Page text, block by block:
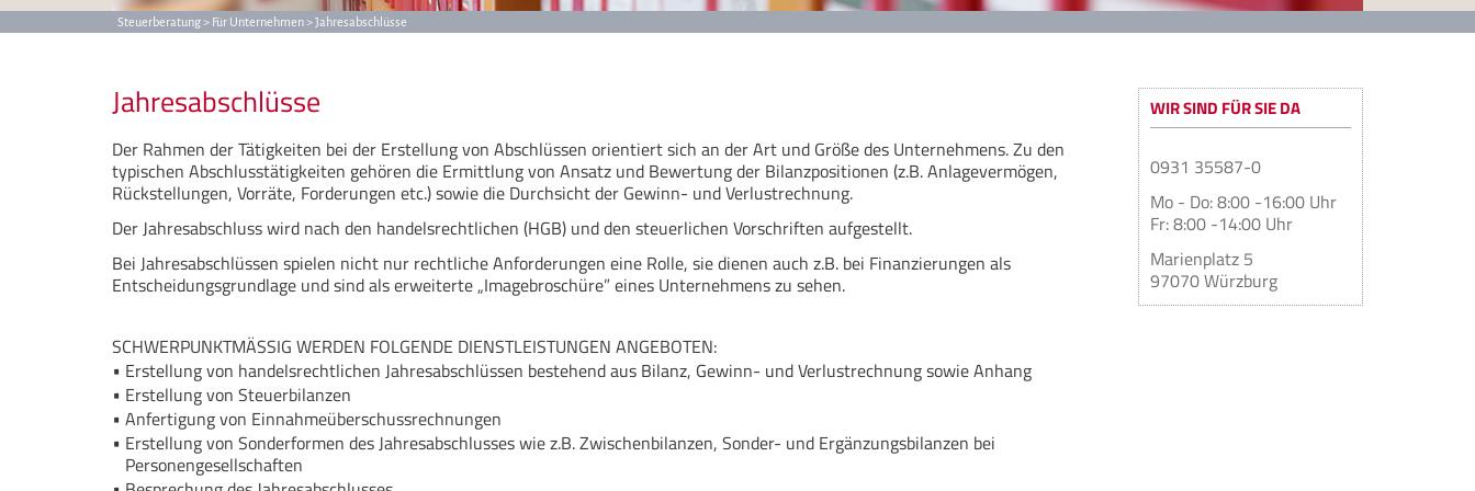
Steuerberatung > Für Unternehmen >Jahresabschlüsse
Jahresabschlüsse
Der Rahmen der Tätigkeiten bei der Erstellung von Abschlüssen orientiert sich an der Art und Größe des Unternehmens. Zu den
typischen Abschlusstätigkeiten gehören die Ermittlung von Ansatz und Bewertung der Bilanzpositionen (z.B. Anlagevermögen,
Rückstellungen, Vorräte, Forderungen etc.) sowie die Durchsicht der Gewinn- und Verlustrechnung.
Der Jahresabschluss wird nach den handelsrechtlichen (HGB) und den steuerlichen Vorschriften aufgestellt.
Bei Jahresabschlüssen spielen nicht nur rechtliche Anforderungen eine Rolle, sie dienen auch z.B. bei Finanzierungen als
Entscheidungsgrundlage und sind als erweiterte „Imagebroschüre” eines Unternehmens zu sehen.
SCHWERPUNKTMÄSSIG WERDEN FOLGENDE DIENSTLEISTUNGEN ANGEBOTEN:
Erstellung von handelsrechtlichen Jahresabschlüssen bestehend aus Bilanz, Gewinn- und Verlustrechnung sowie Anhang
Erstellung von Steuerbilanzen
Anfertigung von Einnahmeüberschussrechnungen
Erstellung von Sonderformen des Jahresabschlusses wie z.B. Zwischenbilanzen, Sonder- und Ergänzungsbilanzen bei
Personengesellschaften
WIR SIND FÜR SIE DA
0931 35587-0
Mo - Do: 8:00 -16:00 Uhr
Fr: 8:00 -14:00 Uhr
Marienplatz 5
97070 Würzburg